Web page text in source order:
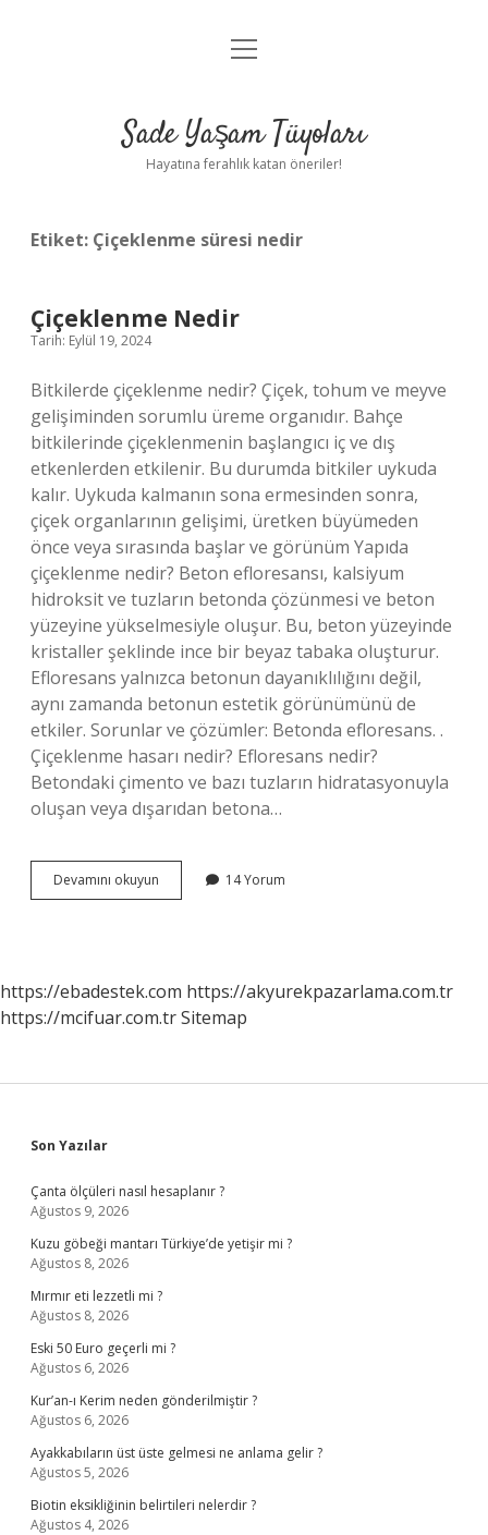
Anasayfa
Yasal Uyarı
menüyü
Sade Yaşam Tüyoları
Hayatına ferahlık katan öneriler!
Etiket: Çiçeklenme süresi nedir
Çiçeklenme Nedir
Tarih: Eylül 19, 2024
Bitkilerde çiçeklenme nedir? Çiçek, tohum ve meyve
gelişiminden sorumlu üreme organıdır. Bahçe
bitkilerinde çiçeklenmenin başlangıcı iç ve dış
etkenlerden etkilenir. Bu durumda bitkiler uykuda
kalır. Uykuda kalmanın sona ermesinden sonra,
çiçek organlarının gelişimi, üretken büyümeden
önce veya sırasında başlar ve görünüm Yapıda
çiçeklenme nedir? Beton efloresansı, kalsiyum
hidroksit ve tuzların betonda çözünmesi ve beton
yüzeyine yükselmesiyle oluşur. Bu, beton yüzeyinde
kristaller şeklinde ince bir beyaz tabaka oluşturur.
Efloresans yalnızca betonun dayanıklılığını değil,
aynı zamanda betonun estetik görünümünü de
etkiler. Sorunlar ve çözümler: Betonda efloresans. .
Çiçeklenme hasarı nedir? Efloresans nedir?
Betondaki çimento ve bazı tuzların hidratasyonuyla
oluşan veya dışarıdan betona…
Devamını okuyun Çiçeklenme
Nedir
14 Yorum
https://ebadestek.com https://akyurekpazarlama.com.tr
https://mcifuar.com.trSitemap
Sidebar
Son Yazılar
Çanta ölçüleri nasıl hesaplanır ?
Ağustos 9, 2026
Kuzu göbeği mantarı Türkiye’de yetişir mi ?
Ağustos 8, 2026
Mırmır eti lezzetli mi ?
Ağustos 8, 2026
Eski 50 Euro geçerli mi ?
Ağustos 6, 2026
Kur’an-ı Kerim neden gönderilmiştir ?
Ağustos 6, 2026
Ayakkabıların üst üste gelmesi ne anlama gelir ?
Ağustos 5, 2026
Biotin eksikliğinin belirtileri nelerdir ?
Ağustos 4, 2026